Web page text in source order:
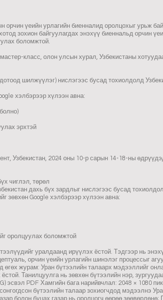
үеийн урлагийн биенналид оролцохыг урьж
зохион байгуулагдах энэхүү биеннальд орчин
боломжтой.
класс, олон улсын хурал, Узбекистаны
шилжүүлэг) нислэгээс бусад тохиолдолд
хэлбэрээр хүлээн авна:
эрхтэй
2024 оны 10-р сарын 14-18-ны
чиглэл, төрөл
дахь бүх зардлыг нислэгээс бусад
зөвхөн Google хэлбэрээр хүлээн авна:
оролцуулах боломжтой
уралдаанд ирүүлэх ёстой. Тэдгээр нь
орчин үеийн урлагийн шинэлэг процессыг
журам: Уран бүтээлийн талаарх мэдээллийг
Танилцуулга нь зөвхөн бүтээлийн нэр,
эсвэл PDF Хамгийн бага нарийвчлал: 2048 × 1080
бүтээлийн талаар зохиогчдод мэдээлнэ
болон буцах газар нь оролцогч өөрөө